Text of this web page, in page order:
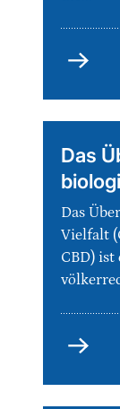
Das
Das
Vielfalt
CBD)
Das
über